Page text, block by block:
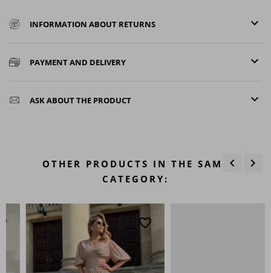
keyboard_arrow_down
INFORMATION ABOUT RETURNS
keyboard_arrow_down
PAYMENT AND DELIVERY
keyboard_arrow_down
ASK ABOUT THE PRODUCT
OTHER PRODUCTS IN THE SAME
CATEGORY:
Previous
keyboard_arrow_left Next
keyboard_arrow_right